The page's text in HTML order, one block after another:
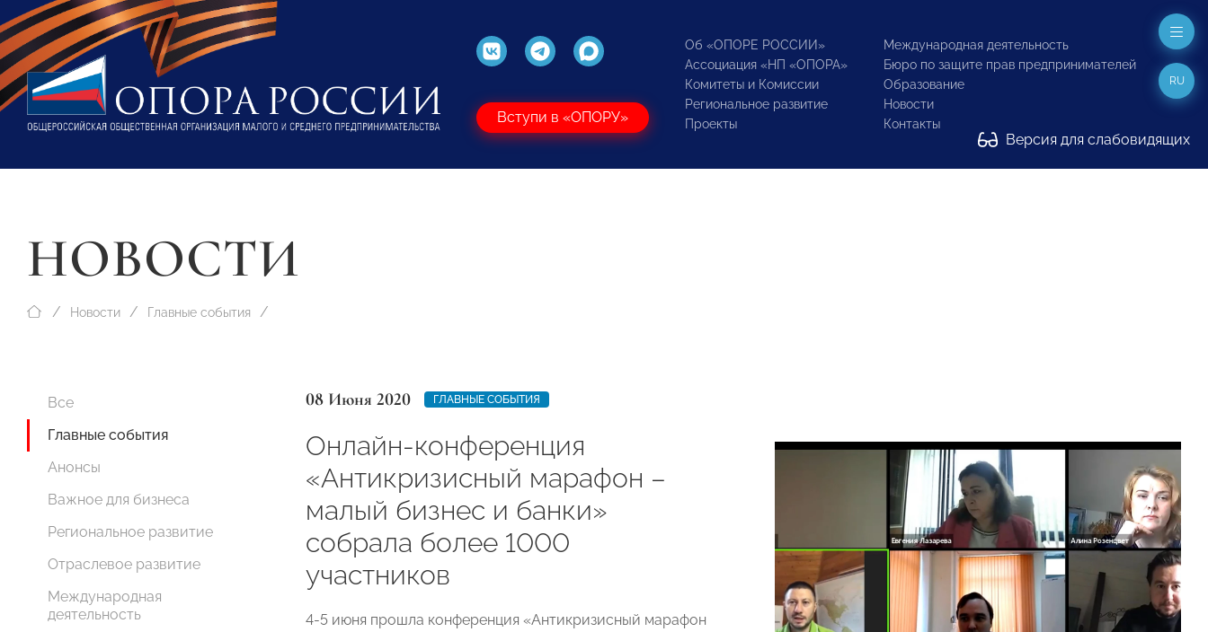
Вступи в «ОПОРУ»
Об «ОПОРЕ РОССИИ»
Ассоциация «НП «ОПОРА»
Комитеты и Комиссии
Региональное развитие
Проекты
Международная деятельность
Бюро по защите прав предпринимателей
Образование
Новости
Контакты
Версия для слабовидящих
RU
НОВОСТИ
Новости Главные события
Все
Главные события
Анонсы
Важное для бизнеса
Региональное развитие
Отраслевое развитие
Международная
деятельность
08 Июня 2020 ГЛАВНЫЕ СОБЫТИЯ
Онлайн-конференция
«Антикризисный марафон –
малый бизнес и банки»
собрала более 1000
участников
4-5 июня прошла конференция «Антикризисный марафон